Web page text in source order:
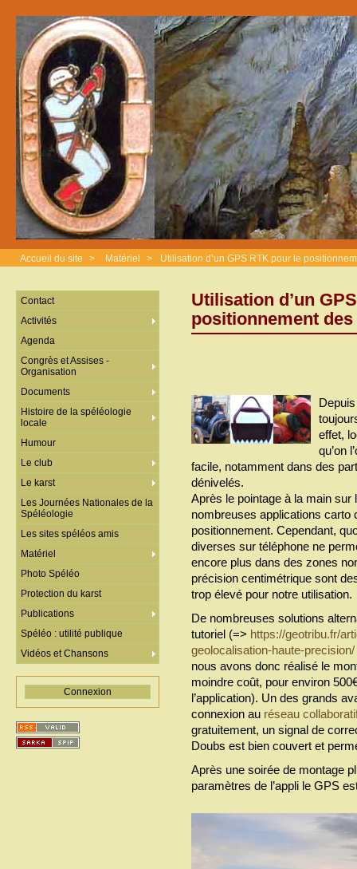
Accueil du site > Matériel > Utilisation d’un GPS RTK pour le
Utilisation d’un
positionnement
effet,
qu’on
facile, notamment dans des
dénivelés.
Après le pointage à la main
nombreuses applications carto
positionnement. Cependant,
diverses sur téléphone ne
encore plus dans des zones
précision centimétrique sont
trop élevé pour notre utilisation.
De nombreuses solutions
tutoriel (=> https://geotribu.fr/
geolocalisation-haute-precision/
nous avons donc réalisé le
moindre coût, pour environ
l’application). Un des grands
connexion au réseau
gratuitement, un signal de
Doubs est bien couvert et
Après une soirée de montage
paramètres de l’appli le GPS
Contact
Activités
Agenda
Congrès et Assises -
Organisation
Documents
Histoire de la spéléologie
locale
Humour
Le club
Le karst
Les Journées Nationales de la
Spéléologie
Les sites spéléos amis
Matériel
Photo Spéléo
Protection du karst
Publications
Spéléo : utilité publique
Vidéos et Chansons
Connexion